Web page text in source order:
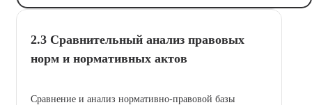
2.3 Сравнительный анализ правовых
норм и нормативных актов
Сравнение и анализ нормативно-правовой базы